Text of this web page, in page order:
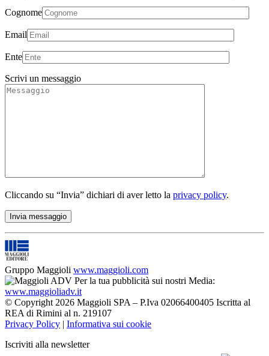
Cognome
Email
Ente
Scrivi un messaggio
Cliccando su “Invia” dichiari di aver letto la privacy policy.
Gruppo Maggioli www.maggioli.com
Per la tua pubblicità sui nostri Media:
www.maggioliadv.it
© Copyright 2026 Maggioli SPA – P.Iva 02066400405 Iscritta al
REA di Rimini al n. 219107
Privacy Policy | Informativa sui cookie
Iscriviti alla newsletter